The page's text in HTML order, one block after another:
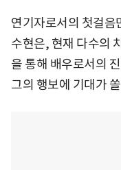
연기자로서의 첫걸음
수현은, 현재 다수의
을 통해 배우로서의
그의 행보에 기대가